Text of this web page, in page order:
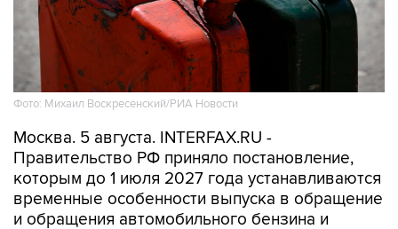
Фото: Михаил Воскресенский/РИА Новости
Москва. 5 августа. INTERFAX.RU -
которым до 1 июля 2027 года устанавливаются
временные особенности выпуска в обращение
и обращения автомобильного бензина и
дизельного топлива, сообщили в Минэнерго.